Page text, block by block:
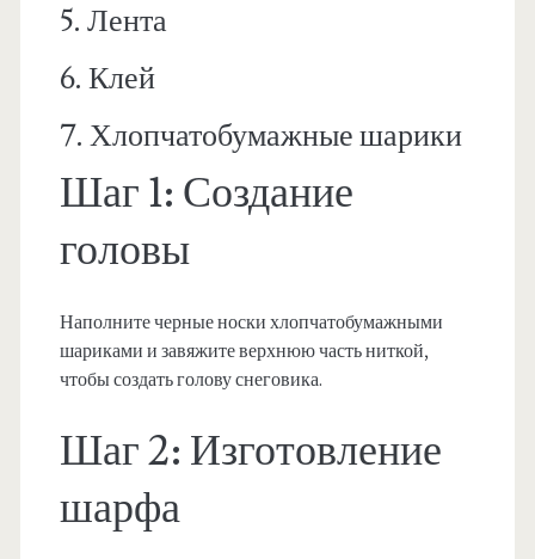
5. Лента
6. Клей
7. Хлопчатобумажные шарики
Шаг 1: Создание
головы
Наполните черные носки хлопчатобумажными
шариками и завяжите верхнюю часть ниткой,
чтобы создать голову снеговика.
Шаг 2: Изготовление
шарфа